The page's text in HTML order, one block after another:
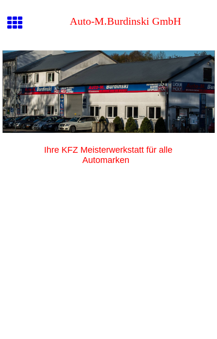
Auto-M.Burdinski GmbH
Ihre KFZ Meisterwerkstatt für alle
Automarken